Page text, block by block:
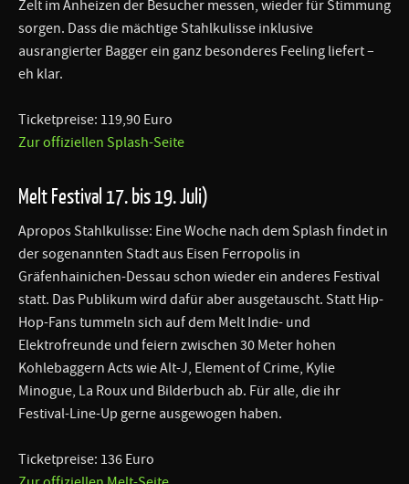
Zelt im Anheizen der Besucher messen, wieder für Stimmung
sorgen. Dass die mächtige Stahlkulisse inklusive
ausrangierter Bagger ein ganz besonderes Feeling liefert –
eh klar.
Ticketpreise: 119,90 Euro
Zur offiziellen Splash-Seite
Melt Festival 17. bis 19. Juli)
Apropos Stahlkulisse: Eine Woche nach dem Splash findet in
der sogenannten Stadt aus Eisen Ferropolis in
Gräfenhainichen-Dessau schon wieder ein anderes Festival
statt. Das Publikum wird dafür aber ausgetauscht. Statt Hip-
Hop-Fans tummeln sich auf dem Melt Indie- und
Elektrofreunde und feiern zwischen 30 Meter hohen
Kohlebaggern Acts wie Alt-J, Element of Crime, Kylie
Minogue, La Roux und Bilderbuch ab. Für alle, die ihr
Festival-Line-Up gerne ausgewogen haben.
Ticketpreise: 136 Euro